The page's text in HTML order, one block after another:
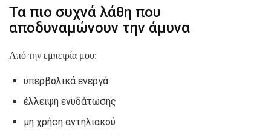
Τα πιο συχνά λάθη που
αποδυναμώνουν την άμυνα
Από την εμπειρία μου:
υπερβολικά ενεργά
έλλειψη ενυδάτωσης
μη χρήση αντηλιακού